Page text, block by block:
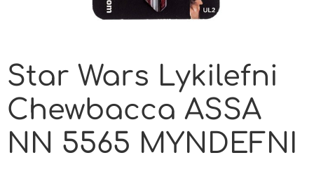
Star Wars Lykilefni
Chewbacca ASSA
NN 5565 MYNDEFNI